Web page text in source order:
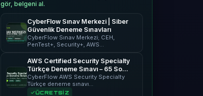
gör, belgeni al.
CyberFlow Sınav Merkezi | Siber
Güvenlik Deneme Sınavları
CyberFlow Sınav Merkezi; CEH,
PenTest+, Security+, AWS…
AWS Certified Security Specialty
Türkçe Deneme Sınavı – 65 Soru
| CyberFlow
CyberFlow AWS Security Specialty
Türkçe deneme sınavı…
ÜCRETSİZ